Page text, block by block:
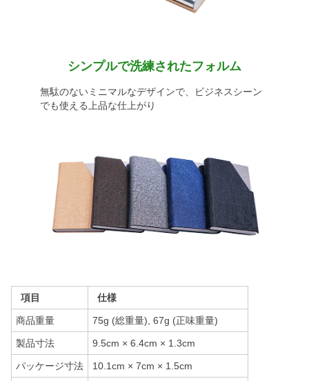
シンプルで洗練されたフォルム
無駄のないミニマルなデザインで、ビジネスシーン
でも使える上品な仕上がり
項目 仕様
商品重量 75g (総重量), 67g (正味重量)
製品寸法 9.5cm × 6.4cm × 1.3cm
パッケージ寸法 10.1cm × 7cm × 1.5cm